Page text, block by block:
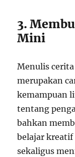
3.
Mini
Menulis
merupakan
kemampuan
tentang
bahkan
belajar
sekaligus